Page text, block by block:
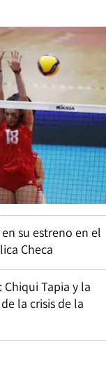
su estreno en el
Checa
Tapia y la
la crisis de la